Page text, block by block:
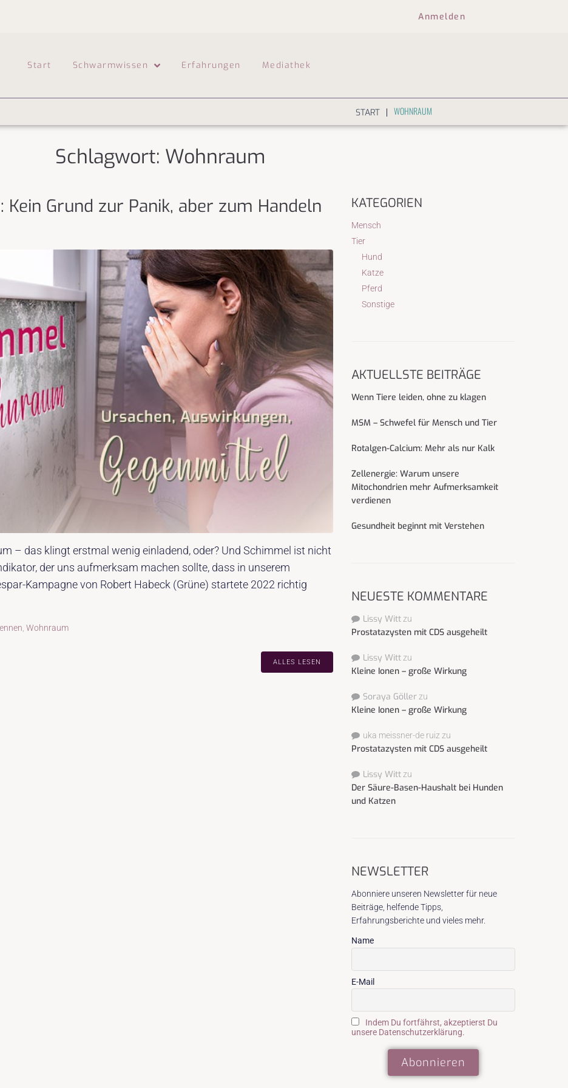
Anmelden
Start Schwarmwissen Erfahrungen Mediathek
START | WOHNRAUM
Schlagwort: Wohnraum
Grund zur Panik, aber zum Handeln
– das klingt erstmal wenig einladend, oder? Und Schimmel ist nicht
der uns aufmerksam machen sollte, dass in unserem
Kampagne von Robert Habeck (Grüne) startete 2022 richtig
Wohnraum
ALLES LESEN
KATEGORIEN
Mensch
Tier
Hund
Katze
Pferd
Sonstige
AKTUELLSTE BEITRÄGE
Wenn Tiere leiden, ohne zu klagen
MSM – Schwefel für Mensch und Tier
Rotalgen-Calcium: Mehr als nur Kalk
Zellenergie: Warum unsere
Mitochondrien mehr Aufmerksamkeit
verdienen
Gesundheit beginnt mit Verstehen
NEUESTE KOMMENTARE
Lissy Wittzu
Prostatazysten mit CDS ausgeheilt
Lissy Wittzu
Kleine Ionen – große Wirkung
Soraya Göllerzu
Kleine Ionen – große Wirkung
uka meissner-de ruizzu
Prostatazysten mit CDS ausgeheilt
Lissy Wittzu
Der Säure-Basen-Haushalt bei Hunden
und Katzen
NEWSLETTER
Abonniere unseren Newsletter für neue
Beiträge, helfende Tipps,
Erfahrungsberichte und vieles mehr.
Name
E-Mail
Indem Du fortfährst, akzeptierst Du
unsere Datenschutzerklärung.